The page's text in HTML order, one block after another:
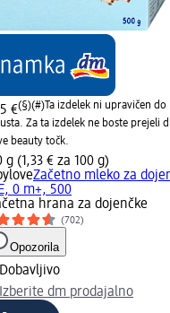
€(§)(#)Ta izdelek ni upravičen do
Za ta izdelek ne boste prejeli
beauty točk.
g (1,33 € za 100 g)
Začetno mleko za
0 m+, 500
hrana za dojenčke
(702)
Opozorila
Dobavljivo
Izberite dm prodajalno